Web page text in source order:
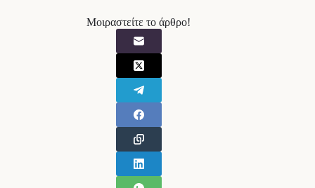
Μοιραστείτε το άρθρο!